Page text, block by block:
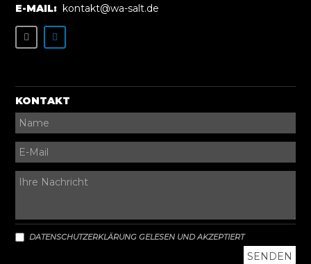
E-MAIL: kontakt@wa-salt.de
KONTAKT
DATENSCHUTZERKLÄRUNG GELESEN UND AKZEPTIERT